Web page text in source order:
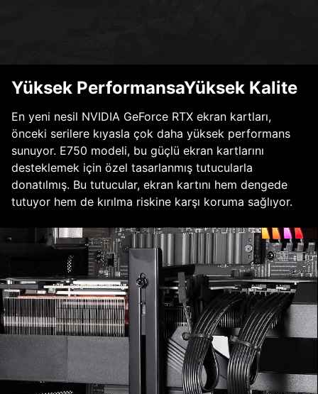
Yüksek PerformansaYüksek Kalite
En yeni nesil NVIDIA GeForce RTX ekran kartları,
önceki serilere kıyasla çok daha yüksek performans
sunuyor. E750 modeli, bu güçlü ekran kartlarını
desteklemek için özel tasarlanmış tutucularla
donatılmış. Bu tutucular, ekran kartını hem dengede
tutuyor hem de kırılma riskine karşı koruma sağlıyor.